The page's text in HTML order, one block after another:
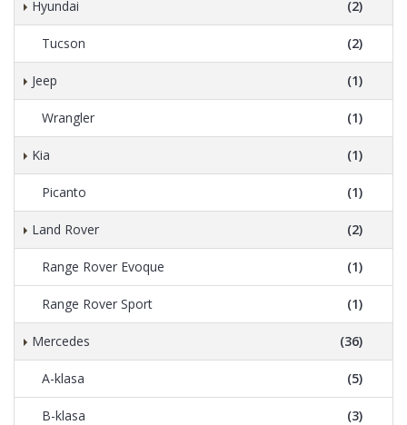
Hyundai (2)
Tucson (2)
Jeep (1)
Wrangler (1)
Kia (1)
Picanto (1)
Land Rover (2)
Range Rover Evoque (1)
Range Rover Sport (1)
Mercedes (36)
A-klasa (5)
B-klasa (3)